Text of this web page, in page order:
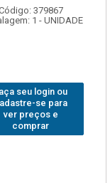
379788
1 - UNIDADE
seu login ou
se para
ver preços e
comprar